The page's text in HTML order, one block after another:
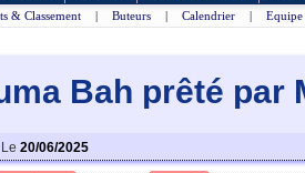
& Classement | Buteurs | Calendrier | Equipe
Bah prêté par
Le 20/06/2025